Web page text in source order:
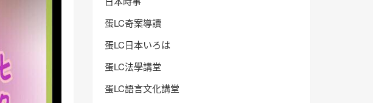
蛋LC奇案導讀
蛋LC日本いろは
蛋LC法學講堂
蛋LC語言文化講堂